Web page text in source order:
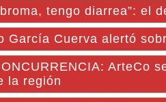
tengo diarrea”: el
García Cuerva alertó
ArteCo
la región